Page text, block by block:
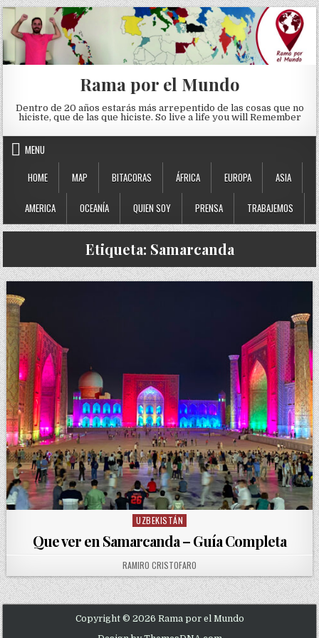
Skip to content
Rama por el Mundo
Dentro de 20 años estarás más arrepentido de las cosas que no
hiciste, que de las que hiciste. So live a life you will Remember
MENU
HOME
MAP BITACORAS ÁFRICA EUROPA ASIA
AMERICA OCEANÍA QUIEN SOY PRENSA TRABAJEMOS
Etiqueta: Samarcanda
Posted in
UZBEKISTÁN
Que ver en Samarcanda – Guía Completa
AUTHOR:
RAMIRO CRISTOFARO
Copyright © 2026 Rama por el Mundo